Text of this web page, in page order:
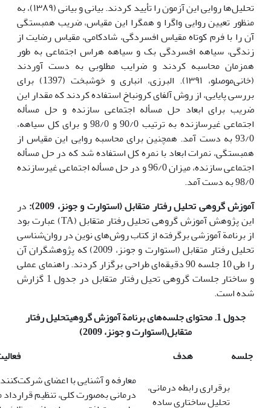
تحلیل‌ها روایی این آزمون را تأیید کردند. بیانی و بیانی (۱۳۸۹)، به
منظور تعیین روایی واگرا و همگرا این مقیاس، ضریب همبستگی
آن را با فرم کوتاه مقیاس افسردگی، شادکامی، مقیاس رضایت از
زندگی، سیاهه افسردگی بک و سیاهه هراس اجتماعی به طور
همزمان محاسبه کردند و ضرایب مطلوبی به دست آوردند
(خانی‌موصلو، ۱۳۹۱). البرزی، انباری و خوشبخت (1397) برای
بررسی پایایی، از روش آلفای کرونباخ استفاده کردند که مقدار این
ضریب برای ابعاد حل مسأله اجتماعی سازنده و حل مسأله
اجتماعی غیرسازنده به ترتیب 90/0 و 98/0 و برای کل سیاهه،
93/0 به دست آمد. همچنین برای محاسبه روایی این مقیاس از
همبستگی، نمرات ابعاد با نمره کل استفاده شد که در حل مسأله
اجتماعی سازنده، میزان 96/0 و در حل مسأله اجتماعی غیرسازنده
98/0 به دست آمد.
آموزش گروهی تحلیل رفتار متقابل (استوارت و جونز، 2009 ): در
این پژوهش آموزش گروهی تحلیل رفتار متقابل (TA) عبارت بود
از برنامة آموزشی برگرفته از کتاب روش‌های نوین در روان‌شناسی
تحلیل رفتار متقابل (استوارت و جونز، 2009) که پژوهشگران آن
را طی 10 جلسه 90 دقیقه‌ای طراحی برگزار کردند. راهنمای عملی
و ساختار جلسات گروهی تحیل رفتار متقابل در جدول 1 گزارش
شده است.
جدول 1. محتوای جلسه‌های برنامة آموزشگروهیتحلیل رفتار
متقابل(استوارت و جونز، 2009
)
جلسه
هدف
برقراری رابطه درمانی،
تحلیل ساختاری ساده
معارفه و آشنایی با اعضای
درمانی به‌صورت کلی، تنظیم